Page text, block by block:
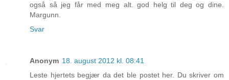
også så jeg får med meg alt. god helg til deg og dine.
Margunn.
Svar
Anonym 18. august 2012 kl. 08:41
Leste hjertets begjær da det ble postet her. Du skriver om